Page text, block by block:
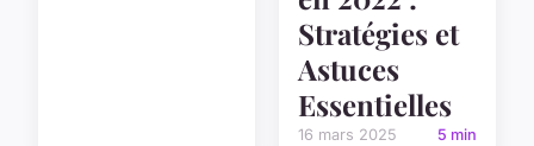
Stratégies et
Astuces
Essentielles
16 mars 2025 5 min